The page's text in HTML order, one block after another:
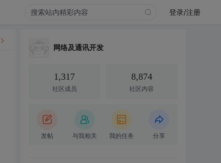
登录/注册
网络及通讯开发
1,317
社区成员
8,874
社区内容
发帖 与我相关 我的任务 分享